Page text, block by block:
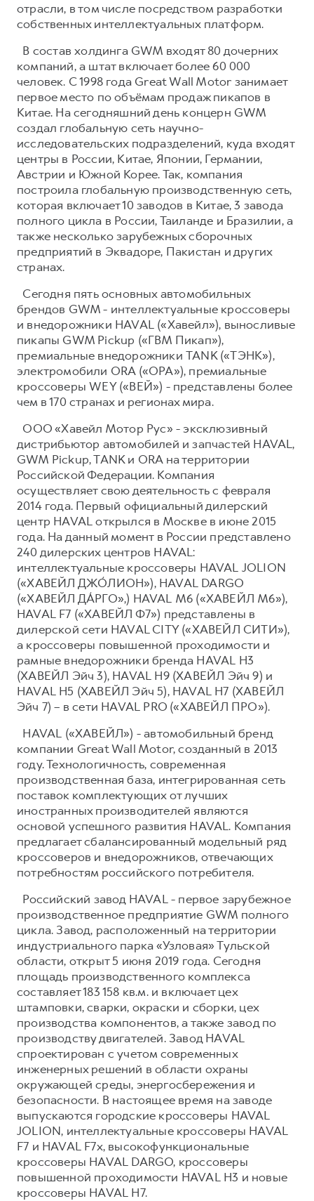
отрасли, в том числе посредством разработки
собственных интеллектуальных платформ.
В состав холдинга GWM входят 80 дочерних
компаний, а штат включает более 60 000
человек. С 1998 года Great Wall Motor занимает
первое место по объёмам продаж пикапов в
Китае. На сегодняшний день концерн GWM
создал глобальную сеть научно-
исследовательских подразделений, куда входят
центры в России, Китае, Японии, Германии,
Австрии и Южной Корее. Так, компания
построила глобальную производственную сеть,
которая включает 10 заводов в Китае, 3 завода
полного цикла в России, Таиланде и Бразилии, а
также несколько зарубежных сборочных
предприятий в Эквадоре, Пакистан и других
странах.
Сегодня пять основных автомобильных
брендов GWM - интеллектуальные кроссоверы
и внедорожники HAVAL («Хавейл»), выносливые
пикапы GWM Pickup («ГВМ Пикап»),
премиальные внедорожники TANK («ТЭНК»),
электромобили ORA («ОРА»), премиальные
кроссоверы WEY («ВЕЙ») - представлены более
чем в 170 странах и регионах мира.
ООО «Хавейл Мотор Рус» - эксклюзивный
дистрибьютор автомобилей и запчастей HAVAL,
GWM Pickup, TANK и ORA на территории
Российской Федерации. Компания
осуществляет свою деятельность с февраля
2014 года. Первый официальный дилерский
центр HAVAL открылся в Москве в июне 2015
года. На данный момент в России представлено
240 дилерских центров HAVAL:
интеллектуальные кроссоверы HAVAL JOLION
(«ХАВЕЙЛ ДЖО́ЛИОН»), HAVAL DARGO
(«ХАВЕЙЛ ДА́РГО»,) HAVAL М6 («ХАВЕЙЛ M6»),
HAVAL F7 («ХАВЕЙЛ Ф7») представлены в
дилерской сети HAVAL CITY («ХАВЕЙЛ СИТИ»),
а кроссоверы повышенной проходимости и
рамные внедорожники бренда HAVAL H3
(ХАВЕЙЛ Эйч 3), HAVAL H9 (ХАВЕЙЛ Эйч 9) и
HAVAL H5 (ХАВЕЙЛ Эйч 5), HAVAL H7 (ХАВЕЙЛ
Эйч 7) – в сети HAVAL PRO («ХАВЕЙЛ ПРО»).
HAVAL («ХАВЕЙЛ») - автомобильный бренд
компании Great Wall Motor, созданный в 2013
году. Технологичность, современная
производственная база, интегрированная сеть
поставок комплектующих от лучших
иностранных производителей являются
основой успешного развития HAVAL. Компания
предлагает сбалансированный модельный ряд
кроссоверов и внедорожников, отвечающих
потребностям российского потребителя.
Российский завод HAVAL - первое зарубежное
производственное предприятие GWM полного
цикла. Завод, расположенный на территории
индустриального парка «Узловая» Тульской
области, открыт 5 июня 2019 года. Сегодня
площадь производственного комплекса
составляет 183 158 кв.м. и включает цех
штамповки, сварки, окраски и сборки, цех
производства компонентов, а также завод по
производству двигателей. Завод HAVAL
спроектирован с учетом современных
инженерных решений в области охраны
окружающей среды, энергосбережения и
безопасности. В настоящее время на заводе
выпускаются городские кроссоверы HAVAL
JOLION, интеллектуальные кроссоверы HAVAL
F7 и HAVAL F7x, высокофункциональные
кроссоверы HAVAL DARGO, кроссоверы
повышенной проходимости HAVAL H3 и новые
кроссоверы HAVAL H7.